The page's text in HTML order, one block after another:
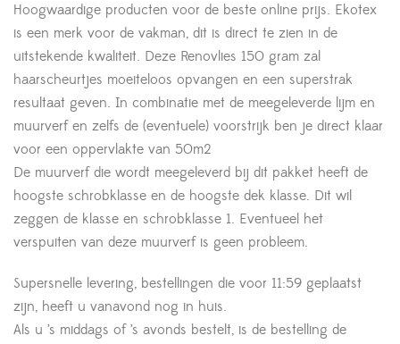
Hoogwaardige producten voor de beste online prijs. Ekotex
is een merk voor de vakman, dit is direct te zien in de
uitstekende kwaliteit. Deze Renovlies 150 gram zal
haarscheurtjes moeiteloos opvangen en een superstrak
resultaat geven. In combinatie met de meegeleverde lijm en
muurverf en zelfs de (eventuele) voorstrijk ben je direct klaar
voor een oppervlakte van 50m2
De muurverf die wordt meegeleverd bij dit pakket heeft de
hoogste schrobklasse en de hoogste dek klasse. Dit wil
zeggen de klasse en schrobklasse 1. Eventueel het
verspuiten van deze muurverf is geen probleem.
Supersnelle levering, bestellingen die voor 11:59 geplaatst
zijn, heeft u vanavond nog in huis.
Als u ’s middags of ’s avonds bestelt, is de bestelling de